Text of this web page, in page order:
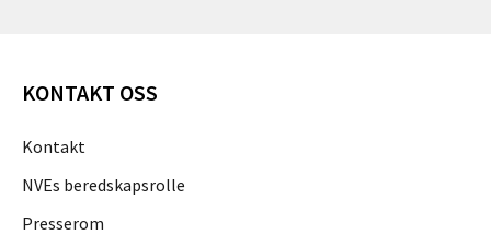
KONTAKT OSS
Kontakt
NVEs beredskapsrolle
Presserom